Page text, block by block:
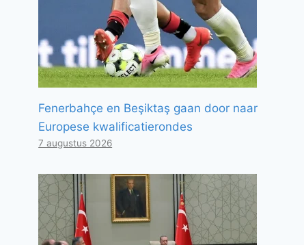
Fenerbahçe en Beşiktaş gaan door naar
Europese kwalificatierondes
7 augustus 2026